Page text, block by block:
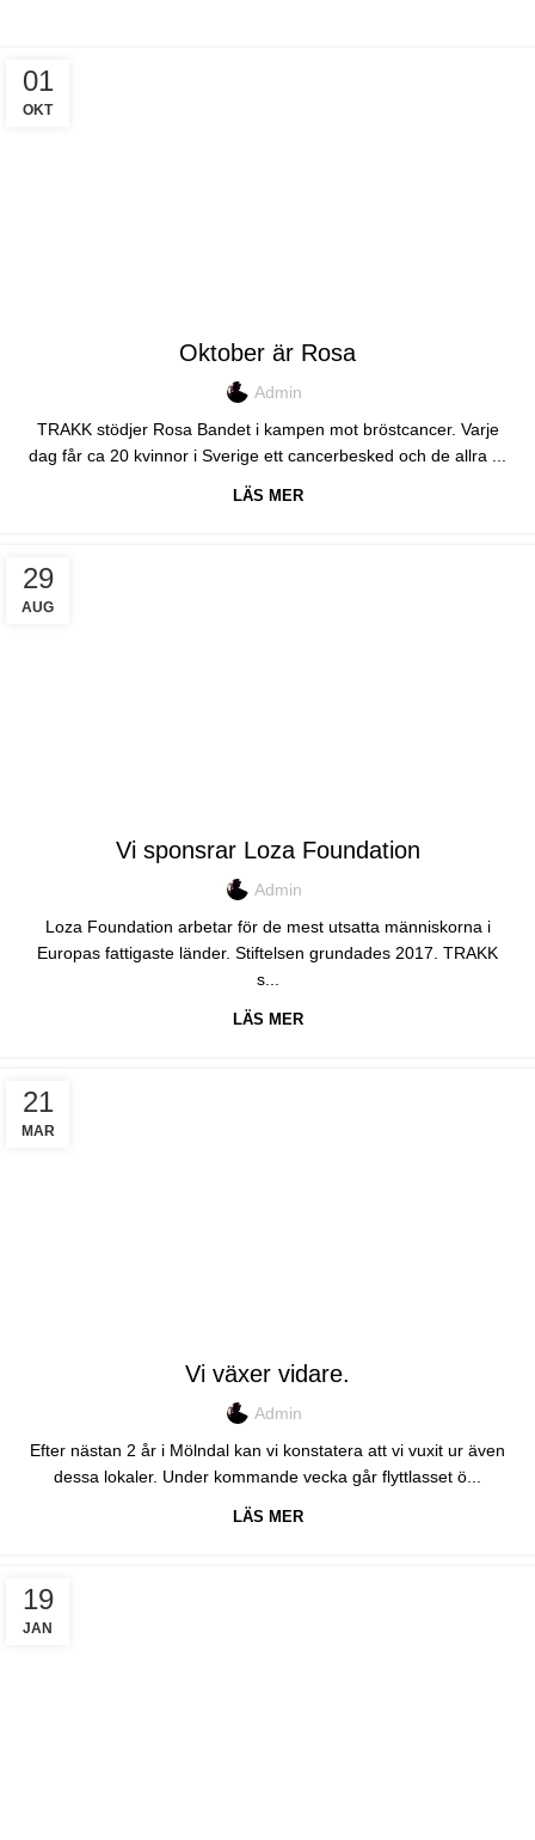
01
OKT
Oktober är Rosa
Admin
TRAKK stödjer Rosa Bandet i kampen mot bröstcancer. Varje
dag får ca 20 kvinnor i Sverige ett cancerbesked och de allra ...
LÄS MER
29
AUG
Vi sponsrar Loza Foundation
Admin
Loza Foundation arbetar för de mest utsatta människorna i
Europas fattigaste länder. Stiftelsen grundades 2017. TRAKK
s...
LÄS MER
21
MAR
Vi växer vidare.
Admin
Efter nästan 2 år i Mölndal kan vi konstatera att vi vuxit ur även
dessa lokaler. Under kommande vecka går flyttlasset ö...
LÄS MER
19
JAN